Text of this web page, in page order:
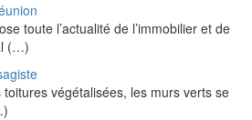
toute l’actualité de l’immobilier et de
(…)
végétalisées, les murs verts se